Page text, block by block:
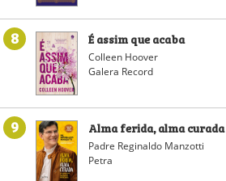
8 É assim que acaba
Colleen Hoover
Galera Record
9 Alma ferida, alma curada
Padre Reginaldo Manzotti
Petra